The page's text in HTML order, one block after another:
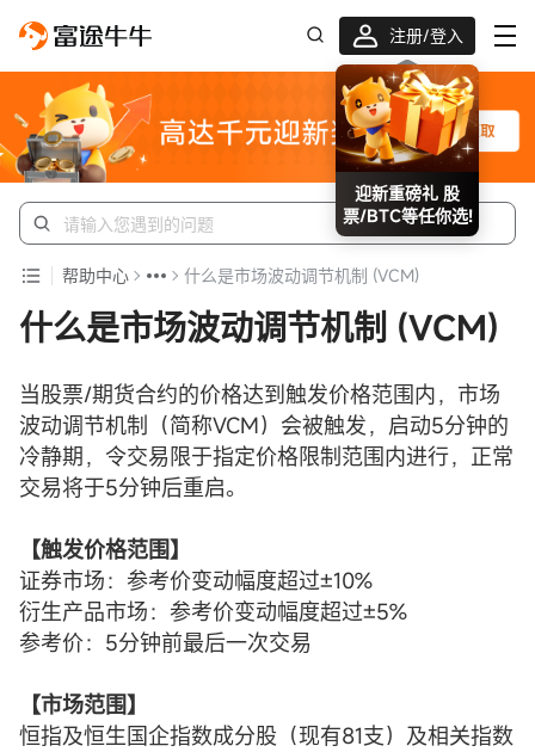
注册/登入
迎新重磅礼 股
票/BTC等任你选!
帮助中心 什么是市场波动调节机制 (VCM)
什么是市场波动调节机制 (VCM)
当股票/期货合约的价格达到触发价格范围内，市场
波动调节机制（简称VCM）会被触发，启动5分钟的
冷静期，令交易限于指定价格限制范围内进行，正常
交易将于5分钟后重启。
【触发价格范围】
证券市场：参考价变动幅度超过±10%
衍生产品市场：参考价变动幅度超过±5%
参考价：5分钟前最后一次交易
【市场范围】
恒指及恒生国企指数成分股（现有81支）及相关指数